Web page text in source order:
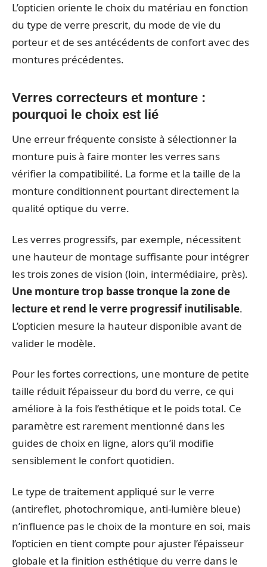
L’opticien oriente le choix du matériau en fonction
du type de verre prescrit, du mode de vie du
porteur et de ses antécédents de confort avec des
montures précédentes.
Verres correcteurs et monture :
pourquoi le choix est lié
Une erreur fréquente consiste à sélectionner la
monture puis à faire monter les verres sans
vérifier la compatibilité. La forme et la taille de la
monture conditionnent pourtant directement la
qualité optique du verre.
Les verres progressifs, par exemple, nécessitent
une hauteur de montage suffisante pour intégrer
les trois zones de vision (loin, intermédiaire, près).
Une monture trop basse tronque la zone de
lecture et rend le verre progressif inutilisable.
L’opticien mesure la hauteur disponible avant de
valider le modèle.
Pour les fortes corrections, une monture de petite
taille réduit l’épaisseur du bord du verre, ce qui
améliore à la fois l’esthétique et le poids total. Ce
paramètre est rarement mentionné dans les
guides de choix en ligne, alors qu’il modifie
sensiblement le confort quotidien.
Le type de traitement appliqué sur le verre
(antireflet, photochromique, anti-lumière bleue)
n’influence pas le choix de la monture en soi, mais
l’opticien en tient compte pour ajuster l’épaisseur
globale et la finition esthétique du verre dans le